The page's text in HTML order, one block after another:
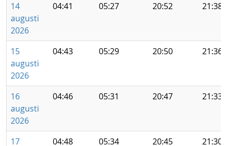
14
augusti
2026
04:41 05:27 20:52 21:38
15
augusti
2026
04:43 05:29 20:50 21:36
16
augusti
2026
04:46 05:31 20:47 21:33
17
04:48 05:34 20:45 21:30